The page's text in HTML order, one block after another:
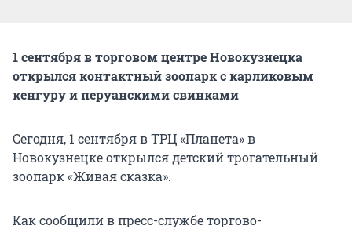
1 сентября в торговом центре Новокузнецка
открылся контактный зоопарк с карликовым
кенгуру и перуанскими свинками
Сегодня, 1 сентября в ТРЦ «Планета» в
Новокузнецке открылся детский трогательный
зоопарк «Живая сказка».
Как сообщили в пресс-службе торгово-